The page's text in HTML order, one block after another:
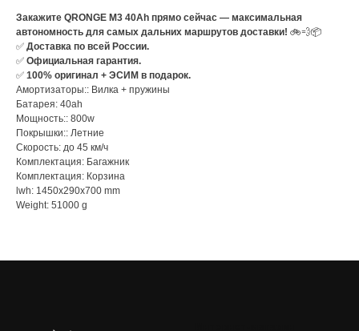
Закажите QRONGE M3 40Ah прямо сейчас — максимальная
автономность для самых дальних маршрутов доставки! 🚲💨📦
✅ Доставка по всей России.
✅ Официальная гарантия.
✅ 100% оригинал + ЭСИМ в подарок.
Амортизаторы:: Вилка + пружины
Батарея: 40ah
Мощность:: 800w
Покрышки:: Летние
Скорость: до 45 км/ч
Комплектация: Багажник
Комплектация: Корзина
lwh: 1450x290x700 mm
Weight: 51000 g